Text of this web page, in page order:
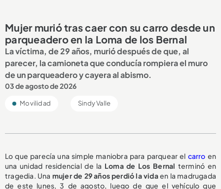
Mujer murió tras caer con su carro desde un
parqueadero en la Loma de los Bernal
La víctima, de 29 años, murió después de que, al
parecer, la camioneta que conducía rompiera el muro
de un parqueadero y cayera al abismo.
03 de agosto de 2026
Movilidad Sindy Valle
Lo que parecía una simple maniobra para parquear el carro en
una unidad residencial de la Loma de Los Bernal terminó en
tragedia. Una mujer de 29 años perdió la vidaen la madrugada
de este lunes, 3 de agosto, luego de que el vehículo que